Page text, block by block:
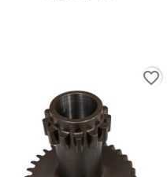
favorite_border